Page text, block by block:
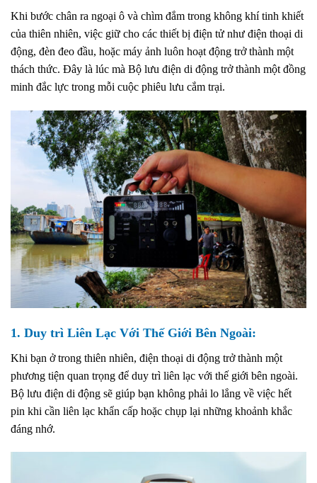
Khi bước chân ra ngoại ô và chìm đắm trong không khí tinh khiết
của thiên nhiên, việc giữ cho các thiết bị điện tử như điện thoại di
động, đèn đeo đầu, hoặc máy ảnh luôn hoạt động trở thành một
thách thức. Đây là lúc mà Bộ lưu điện di động trở thành một đồng
minh đắc lực trong mỗi cuộc phiêu lưu cắm trại.
1. Duy trì Liên Lạc Với Thế Giới Bên Ngoài:
Khi bạn ở trong thiên nhiên, điện thoại di động trở thành một
phương tiện quan trọng để duy trì liên lạc với thế giới bên ngoài.
Bộ lưu điện di động sẽ giúp bạn không phải lo lắng về việc hết
pin khi cần liên lạc khẩn cấp hoặc chụp lại những khoảnh khắc
đáng nhớ.